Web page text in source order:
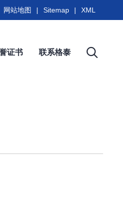
证书 联系格泰
网站地图 | Sitemap | XML